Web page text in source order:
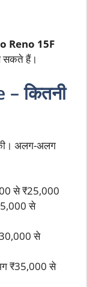
Reno 15F
सकते हैं।
कितनी
अलग-अलग
से ₹25,000
से
से
₹35,000 से